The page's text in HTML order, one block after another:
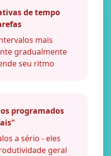
de tempo
mais
gradualmente
seu ritmo
programados
a sério - eles
geral